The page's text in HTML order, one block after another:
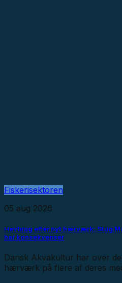
Fiskerisektoren
05 aug 2026
Havbrug efter nyt hærværk: Stiig
har konsekvenser
Dansk Akvakultur har over
hærværk på flere af deres